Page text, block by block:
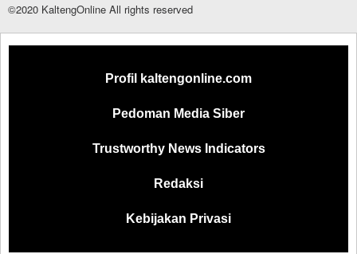
©2020 KaltengOnline All rights reserved
Profil kaltengonline.com
Pedoman Media Siber
Trustworthy News Indicators
Redaksi
Kebijakan Privasi